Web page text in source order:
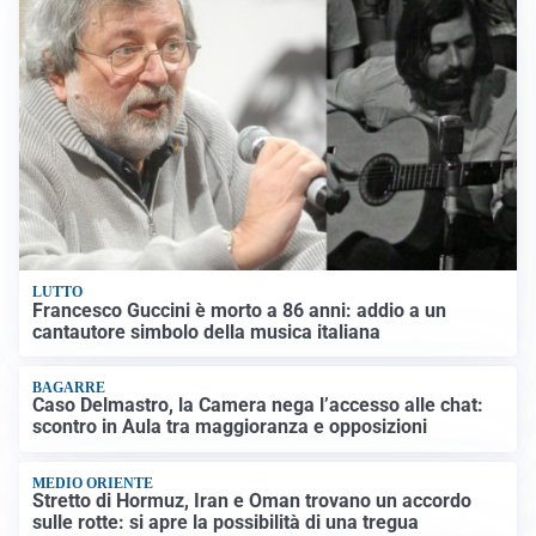
LUTTO
Francesco Guccini è morto a 86 anni: addio a un
cantautore simbolo della musica italiana
BAGARRE
Caso Delmastro, la Camera nega l’accesso alle chat:
scontro in Aula tra maggioranza e opposizioni
MEDIO ORIENTE
Stretto di Hormuz, Iran e Oman trovano un accordo
sulle rotte: si apre la possibilità di una tregua